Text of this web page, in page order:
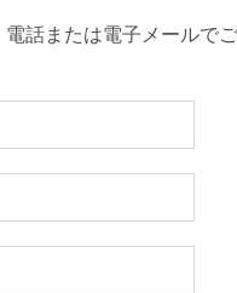
話または電子メールでご